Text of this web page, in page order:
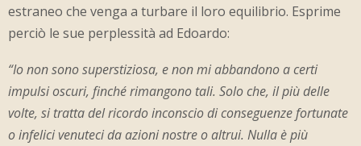
estraneo che venga a turbare il loro equilibrio. Esprime
perciò le sue perplessità ad Edoardo:
“Io non sono superstiziosa, e non mi abbandono a certi
impulsi oscuri, finché rimangono tali. Solo che, il più delle
volte, si tratta del ricordo inconscio di conseguenze fortunate
o infelici venuteci da azioni nostre o altrui. Nulla è più